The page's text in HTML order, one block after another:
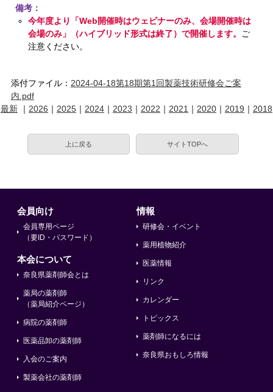
備考：
今年度より「Web開催時はウェビナーのみ、会場開催時は
会場のみ」（ハイブリッド形式は終了）で開催します。
ご
注意ください。
添付ファイル： 2024-04-18第18期第1回製薬技術研修会ご案
内.pdf
最新 ｜ 2026 ｜ 2025 ｜ 2024 ｜ 2023 ｜ 2022 ｜ 2021 ｜ 2020 ｜ 2019 ｜ 2018
会員向け
会員専用ページ
（要ID・パスワード）
本会について
奈良県薬剤師会とは
薬局の薬剤師
（薬局紹介ページ）
病院の薬剤師
医薬品卸の薬剤師
入会のご案内
製薬会社の薬剤師
情報
研修会・イベント
薬用植物紹介
医薬情報
リンク
カレンダー
トピックス
薬剤師になるには
奈良県おもしろ情報
上に戻る サイトTOPへ